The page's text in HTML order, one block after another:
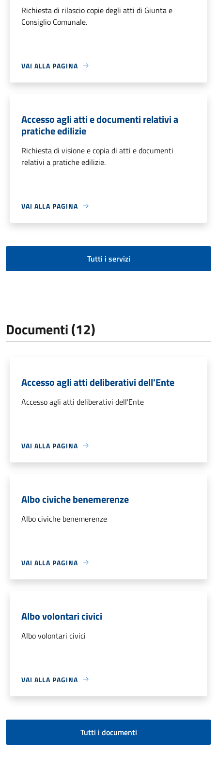
Richiesta di rilascio copie degli atti di Giunta e
Consiglio Comunale.
VAI ALLA PAGINA
Accesso agli atti e documenti relativi a
pratiche edilizie
Richiesta di visione e copia di atti e documenti
relativi a pratiche edilizie.
VAI ALLA PAGINA
Tutti i servizi
Documenti (12)
Accesso agli atti deliberativi dell'Ente
Accesso agli atti deliberativi dell'Ente
VAI ALLA PAGINA
Albo civiche benemerenze
Albo civiche benemerenze
VAI ALLA PAGINA
Albo volontari civici
Albo volontari civici
VAI ALLA PAGINA
Tutti i documenti